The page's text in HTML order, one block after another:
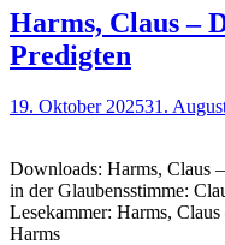
Harms, Claus –
Predigten
19. Oktober 202531.
Downloads: Harms, Claus
in der Glaubensstimme:
Lesekammer: Harms,
Harms